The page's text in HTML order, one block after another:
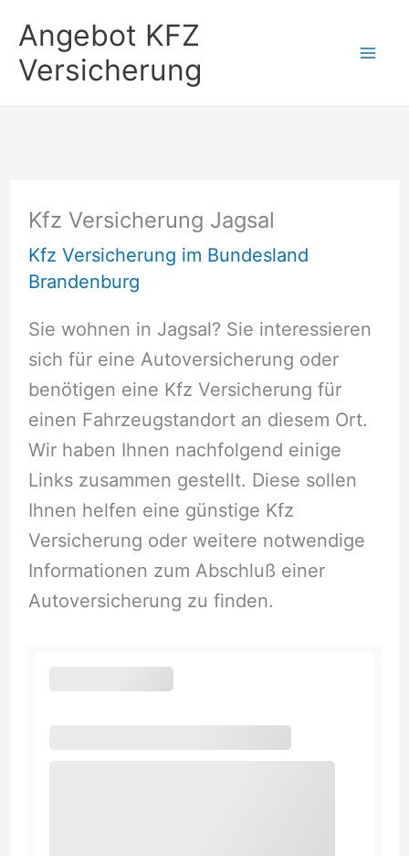
Inhalt
springen
Angebot KFZ
Versicherung
Kfz Versicherung Jagsal
Kfz Versicherung im Bundesland
Brandenburg
Sie wohnen in Jagsal? Sie interessieren
sich für eine Autoversicherung oder
benötigen eine Kfz Versicherung für
einen Fahrzeugstandort an diesem Ort.
Wir haben Ihnen nachfolgend einige
Links zusammen gestellt. Diese sollen
Ihnen helfen eine günstige Kfz
Versicherung oder weitere notwendige
Informationen zum Abschluß einer
Autoversicherung zu finden.